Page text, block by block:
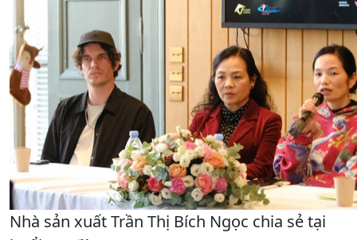
Nhà sản xuất Trần Thị Bích Ngọc chia sẻ tại